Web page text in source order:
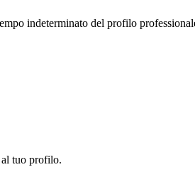
indeterminato del profilo
tuo profilo.